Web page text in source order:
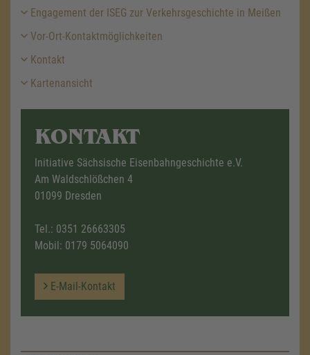
Engagement der ISEG zur Verkehrsgeschichte in Meißen
Vor-Ort-Kontaktmöglichkeiten
Kontakt
Kartenansicht
KONTAKT
Initiative Sächsische Eisenbahngeschichte e.V.
Am Waldschlößchen 4
01099 Dresden
Tel.: 0351 26663305
Mobil: 0179 5064090
E-Mail-Kontakt